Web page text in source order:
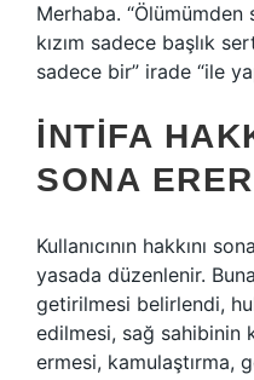
Merhaba.
kızım sadece başlık
sadece bir” irade “ile
İNTIFA
SONA
Kullanıcının hakkını
yasada düzenlenir.
getirilmesi belirlendi,
edilmesi, sağ sahibinin
ermesi, kamulaştırma,